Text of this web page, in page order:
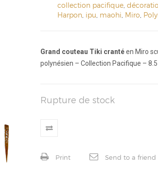
collection pacifique
Harpon ipu maohi Miro
Grand couteau Tiki crantéen Miro
polynésien – Collection Pacifique –
Rupture de stock
Print Send to a friend